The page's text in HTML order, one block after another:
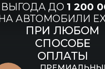
ВЫГОДА ДО 1 200
АВТОМОБИЛИ
ПРИ ЛЮБОМ
СПОСОБЕ
ОПЛАТЫ